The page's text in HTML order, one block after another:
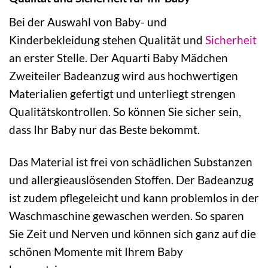
Bei der Auswahl von Baby- und
Kinderbekleidung stehen Qualität und Sicherheit
an erster Stelle. Der Aquarti Baby Mädchen
Zweiteiler Badeanzug wird aus hochwertigen
Materialien gefertigt und unterliegt strengen
Qualitätskontrollen. So können Sie sicher sein,
dass Ihr Baby nur das Beste bekommt.
Das Material ist frei von schädlichen Substanzen
und allergieauslösenden Stoffen. Der Badeanzug
ist zudem pflegeleicht und kann problemlos in der
Waschmaschine gewaschen werden. So sparen
Sie Zeit und Nerven und können sich ganz auf die
schönen Momente mit Ihrem Baby